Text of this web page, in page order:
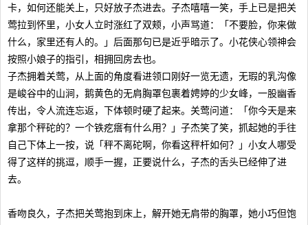
卡，如何还能关上，只好放子杰进去。子杰嘻嘻一笑，手上已是把关
莺拉到怀里，小女人立时涨红了双颊，小声骂道：「不要脸，你来做
什么，家里还有人的。」后面那句已是近乎暗示了。小花侠心领神会
按照小娘子的指引，相拥回房去也。
子杰拥着关莺，从上面的角度看进领口刚好一览无遗，无瑕的乳沟像
是峻谷中的山涧，鹅黄色的无肩胸罩包裹着娉婷的少女峰，一股幽香
传出，令人流连忘返，下体顿时硬了起来。关莺问道：「你今天是来
拿那个秤砣的？一个铁疙瘩有什么用？」子杰笑了笑，抓起她的手往
自己下体上一按，说「秤不离砣啊，你看这秤杆如何？」小女人哪受
得了这样的挑逗，顺手一握，正要说什么，子杰的舌头已经伸了进
去。
香吻良久，子杰把关莺抱到床上，解开她无肩带的胸罩，她小巧但饱